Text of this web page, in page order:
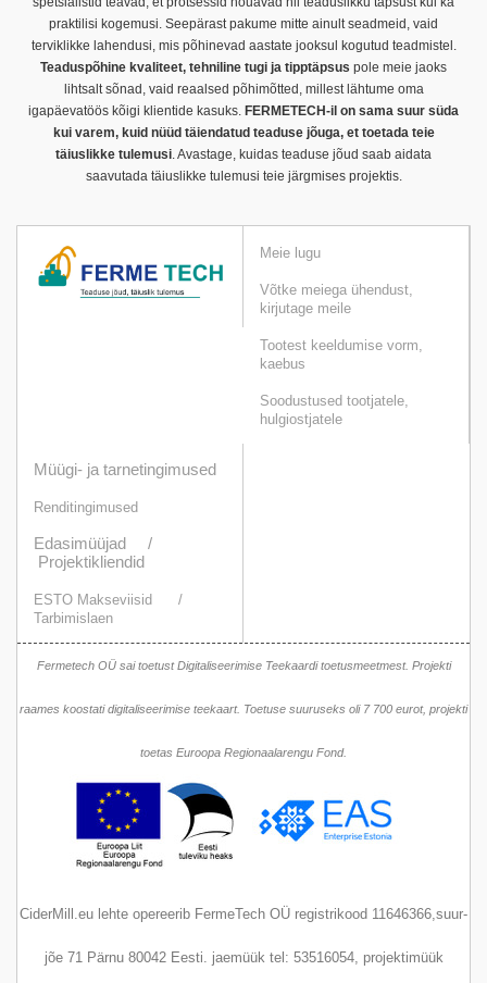
praktilisi kogemusi. Seepärast pakume mitte ainult seadmeid, vaid
terviklikke lahendusi, mis põhinevad aastate jooksul kogutud teadmistel.
Teaduspõhine kvaliteet, tehniline tugi ja tipptäpsus pole meie jaoks
lihtsalt sõnad, vaid reaalsed põhimõtted, millest lähtume oma
igapäevatöös kõigi klientide kasuks. FERMETECH-il on sama suur süda
kui varem, kuid nüüd täiendatud teaduse jõuga, et toetada teie
täiuslikke tulemusi. Avastage, kuidas teaduse jõud saab aidata
saavutada täiuslikke tulemusi teie järgmises projektis.
Meie lugu
Võtke meiega ühendust,
kirjutage meile
Tootest keeldumise vorm,
kaebus
Soodustused tootjatele,
hulgiostjatele
Müügi- ja tarnetingimused
Renditingimused
Edasimüüjad /
Projektikliendid
ESTO Makseviisid /
Tarbimislaen
Fermetech OÜ sai toetust Digitaliseerimise Teekaardi toetusmeetmest. Projekti
raames koostati digitaliseerimise teekaart. Toetuse suuruseks oli 7 700 eurot, projekti
toetas Euroopa Regionaalarengu Fond.
CiderMill.eu lehte opereerib FermeTech OÜ registrikood 11646366,suur-
jõe 71 Pärnu 80042 Eesti. jaemüük tel: 53516054, projektimüük